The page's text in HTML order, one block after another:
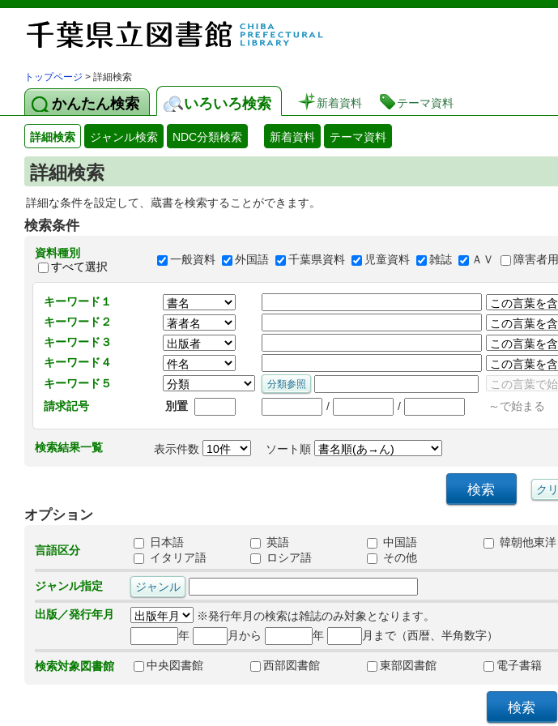
図書館 蔵書検索・予約システム
トップページ > 詳細検索
かんたん検索 いろいろ検索 新着資料 テーマ資料
詳細検索 ジャンル検索 NDC分類検索 新着資料 テーマ資料
詳細検索
詳細な条件を設定して、蔵書を検索することができます。
検索条件
資料種別
すべて選択
一般資料 外国語 千葉県資料 児童資料 雑誌 ＡＶ 障害者用
キーワード１
キーワード２
キーワード３
キーワード４
キーワード５
請求記号
別置 / / ～で始まる
検索結果一覧 表示件数 ソート順
オプション
言語区分
日本語 英語 中国語 韓朝他東洋
イタリア語
ロシア語 その他
ジャンル指定
出版／発行年月
※発行年月の検索は雑誌のみ対象となります。
年
月から 年 月まで（西暦、半角数字）
検索対象図書館 中央図書館 西部図書館 東部図書館 電子書籍